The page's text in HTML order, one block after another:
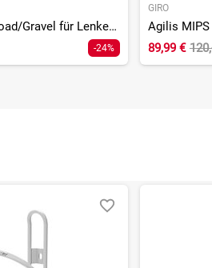
Fahrradklingel Road/Gravel für Lenkerende
-24%
GIRO
Agilis MIPS
89,99 €